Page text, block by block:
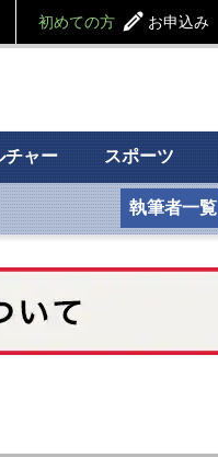
初めての方 お申込み
チャー スポーツ
執筆者一覧